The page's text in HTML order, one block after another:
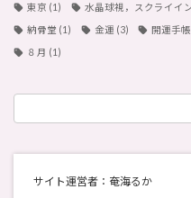
東京 (1) 水晶球視，スクライイ
納骨堂 (1) 金運 (3) 開運手帳
８月 (1)
サイト運営者：奄海るか